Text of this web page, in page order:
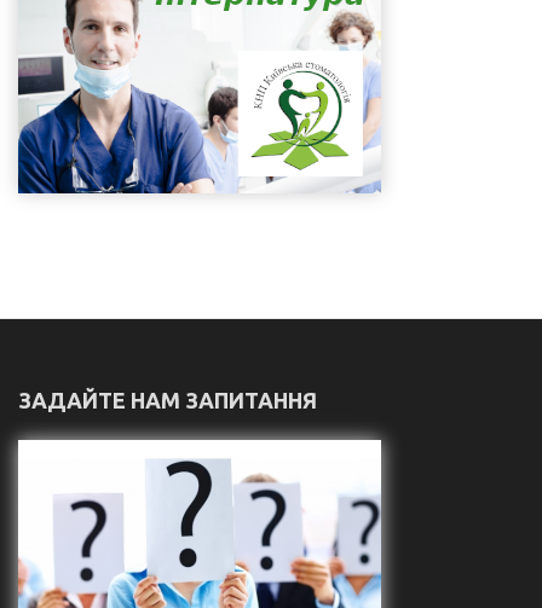
ЗАДАЙТЕ НАМ ЗАПИТАННЯ